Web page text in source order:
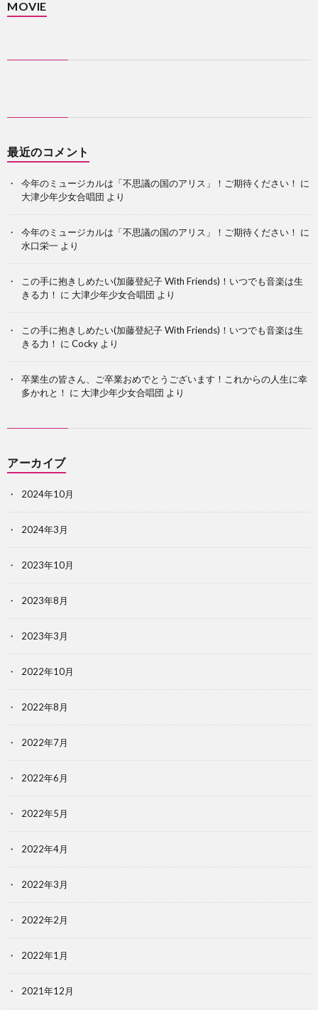
MOVIE
最近のコメント
今年のミュージカルは「不思議の国のアリス」！ご期待ください！ に
大津少年少女合唱団 より
今年のミュージカルは「不思議の国のアリス」！ご期待ください！ に
水口栄一 より
この手に抱きしめたい(加藤登紀子 With Friends)！いつでも音楽は生
きる力！ に 大津少年少女合唱団 より
この手に抱きしめたい(加藤登紀子 With Friends)！いつでも音楽は生
きる力！ に Cocky より
卒業生の皆さん、ご卒業おめでとうございます！これからの人生に幸
多かれと！ に 大津少年少女合唱団 より
アーカイブ
2024年10月
2024年3月
2023年10月
2023年8月
2023年3月
2022年10月
2022年8月
2022年7月
2022年6月
2022年5月
2022年4月
2022年3月
2022年2月
2022年1月
2021年12月